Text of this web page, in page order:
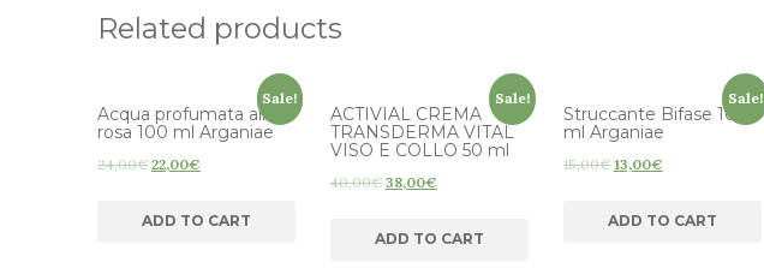
Related products
Sale!
Acqua profumata alla
rosa 100 ml Arganiae
24,00€ 22,00€
ADD TO CART
Sale!
ACTIVIAL CREMA
TRANSDERMA VITAL
VISO E COLLO 50 ml
40,00€ 38,00€
ADD TO CART
Sale!
Struccante Bifase 100
ml Arganiae
15,00€ 13,00€
ADD TO CART